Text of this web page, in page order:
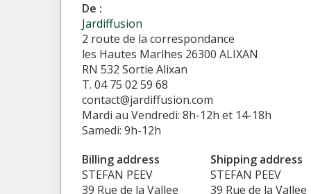
De :
Jardiffusion
2 route de la correspondance
les Hautes Marlhes 26300 ALIXAN
RN 532 Sortie Alixan
T. 04 75 02 59 68
contact@jardiffusion.com
Mardi au Vendredi: 8h-12h et 14-18h
Samedi: 9h-12h
Billing address
STEFAN PEEV
39 Rue de la Vallee
Shipping address
STEFAN PEEV
39 Rue de la Vallee